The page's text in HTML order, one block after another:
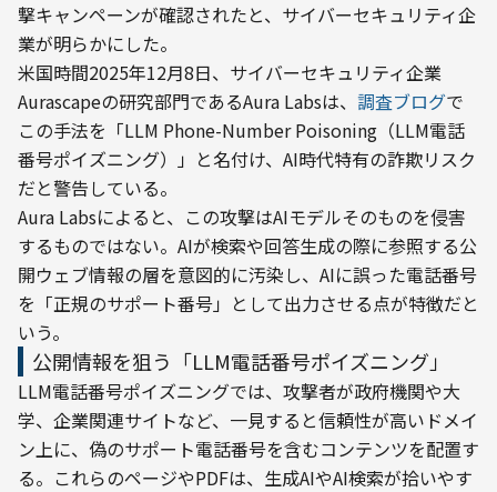
撃キャンペーンが確認されたと、サイバーセキュリティ企
業が明らかにした。
米国時間2025年12月8日、サイバーセキュリティ企業
Aurascapeの研究部門であるAura Labsは、 調査ブログで
この手法を「LLM Phone-Number Poisoning（LLM電話
番号ポイズニング）」と名付け、AI時代特有の詐欺リスク
だと警告している。
Aura Labsによると、この攻撃はAIモデルそのものを侵害
するものではない。AIが検索や回答生成の際に参照する公
開ウェブ情報の層を意図的に汚染し、AIに誤った電話番号
を「正規のサポート番号」として出力させる点が特徴だと
いう。
公開情報を狙う「LLM電話番号ポイズニング」
LLM電話番号ポイズニングでは、攻撃者が政府機関や大
学、企業関連サイトなど、一見すると信頼性が高いドメイ
ン上に、偽のサポート電話番号を含むコンテンツを配置す
る。これらのページやPDFは、生成AIやAI検索が拾いやす